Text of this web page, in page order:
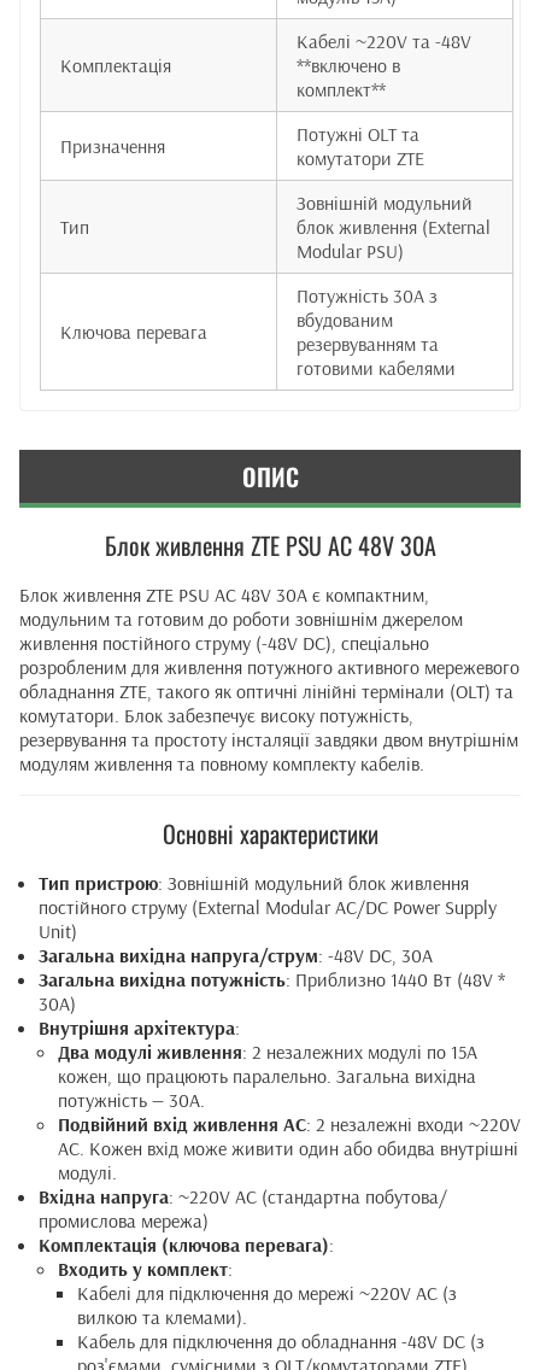
Комплектація
Кабелі ~220V та -48V
**включено в
комплект**
Призначення
Потужні OLT та
комутатори ZTE
Тип
Зовнішній модульний
блок живлення (External
Modular PSU)
Ключова перевага
Потужність 30А з
вбудованим
резервуванням та
готовими кабелями
ОПИС
Блок живлення ZTE PSU AC 48V 30A
Блок живлення ZTE PSU AC 48V 30A є компактним,
модульним та готовим до роботи зовнішнім джерелом
живлення постійного струму (-48V DC), спеціально
розробленим для живлення потужного активного мережевого
обладнання ZTE, такого як оптичні лінійні термінали (OLT) та
комутатори. Блок забезпечує високу потужність,
резервування та простоту інсталяції завдяки двом внутрішнім
модулям живлення та повному комплекту кабелів.
Основні характеристики
Тип пристрою: Зовнішній модульний блок живлення
постійного струму (External Modular AC/DC Power Supply
Unit)
Загальна вихідна напруга/струм: -48V DC, 30А
Загальна вихідна потужність: Приблизно 1440 Вт (48V *
30A)
Внутрішня архітектура:
Два модулі живлення: 2 незалежних модулі по 15А
кожен, що працюють паралельно. Загальна вихідна
потужність — 30А.
Подвійний вхід живлення AC: 2 незалежні входи ~220V
AC. Кожен вхід може живити один або обидва внутрішні
модулі.
Вхідна напруга: ~220V AC (стандартна побутова/
промислова мережа)
Комплектація (ключова перевага):
Входить у комплект:
Кабелі для підключення до мережі ~220V AC (з
вилкою та клемами).
Кабель для підключення до обладнання -48V DC (з
роз'ємами, сумісними з OLT/комутаторами ZTE).